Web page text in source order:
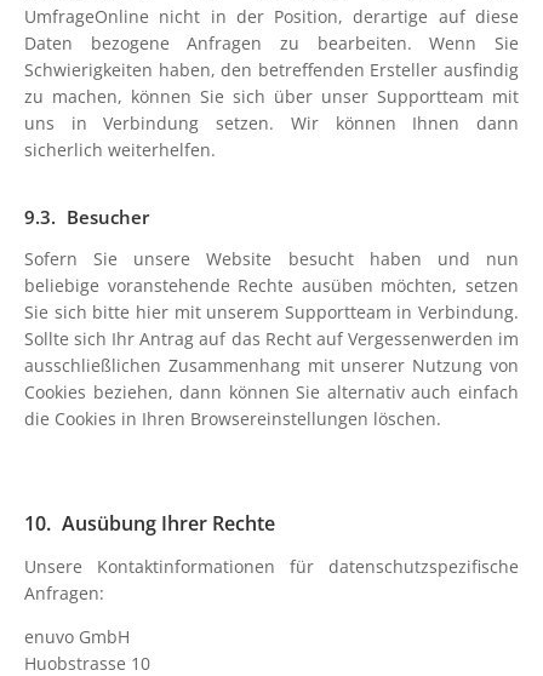
UmfrageOnline nicht in der Position, derartige auf diese
Daten bezogene Anfragen zu bearbeiten. Wenn Sie
Schwierigkeiten haben, den betreffenden Ersteller ausfindig
zu machen, können Sie sich über unser Supportteam mit
uns in Verbindung setzen. Wir können Ihnen dann
sicherlich weiterhelfen.
Besucher
Sofern Sie unsere Website besucht haben und nun
beliebige voranstehende Rechte ausüben möchten, setzen
Sie sich bitte hier mit unserem Supportteam in Verbindung.
Sollte sich Ihr Antrag auf das Recht auf Vergessenwerden im
ausschließlichen Zusammenhang mit unserer Nutzung von
Cookies beziehen, dann können Sie alternativ auch einfach
die Cookies in Ihren Browsereinstellungen löschen.
Ausübung Ihrer Rechte
Unsere Kontaktinformationen für datenschutzspezifische
Anfragen:
enuvo GmbH
Huobstrasse 10